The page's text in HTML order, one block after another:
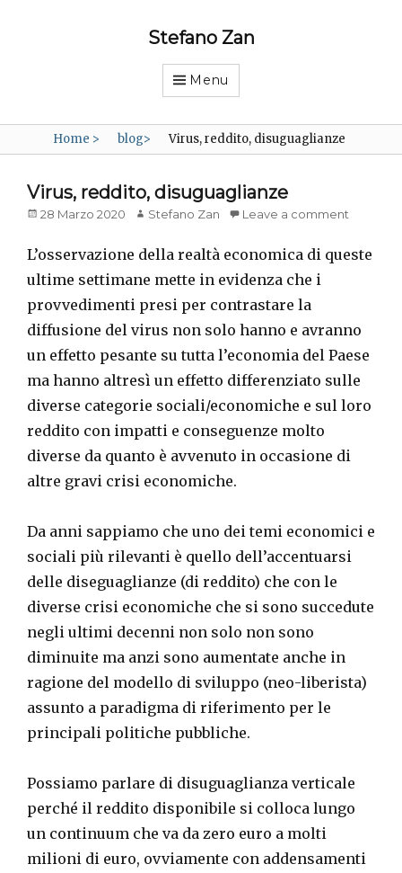
Stefano Zan
Menu
Home > blog> Virus, reddito, disuguaglianze
Virus, reddito, disuguaglianze
Posted
28 Marzo 2020 Author
Stefano Zan Leave a comment
L’osservazione della realtà economica di queste
ultime settimane mette in evidenza che i
provvedimenti presi per contrastare la
diffusione del virus non solo hanno e avranno
un effetto pesante su tutta l’economia del Paese
ma hanno altresì un effetto differenziato sulle
diverse categorie sociali/economiche e sul loro
reddito con impatti e conseguenze molto
diverse da quanto è avvenuto in occasione di
altre gravi crisi economiche.
Da anni sappiamo che uno dei temi economici e
sociali più rilevanti è quello dell’accentuarsi
delle diseguaglianze (di reddito) che con le
diverse crisi economiche che si sono succedute
negli ultimi decenni non solo non sono
diminuite ma anzi sono aumentate anche in
ragione del modello di sviluppo (neo-liberista)
assunto a paradigma di riferimento per le
principali politiche pubbliche.
Possiamo parlare di disuguaglianza verticale
perché il reddito disponibile si colloca lungo
un continuum che va da zero euro a molti
milioni di euro, ovviamente con addensamenti